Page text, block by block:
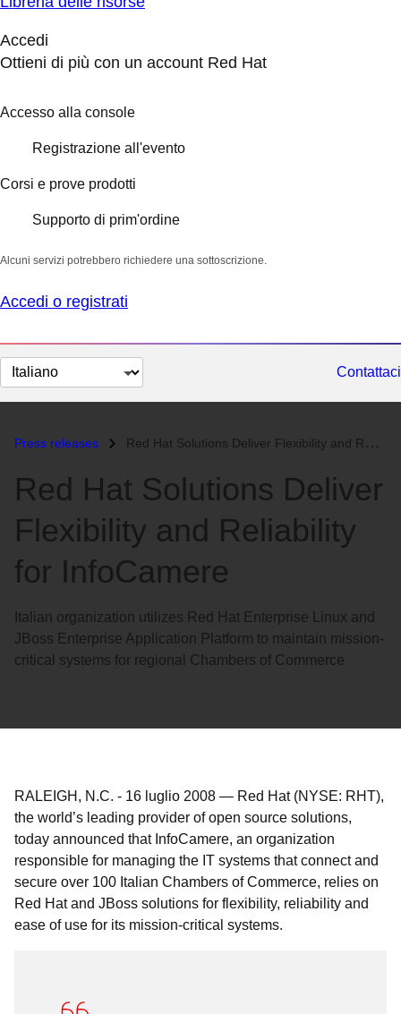
Accedi
Ottieni di più con un account Red Hat
Accesso alla console
Registrazione all'evento
Corsi e prove prodotti
Supporto di prim'ordine
Alcuni servizi potrebbero richiedere una sottoscrizione.
Accedi o registrati
Cambia
lingua
Contattaci
Press releases Red Hat Solutions Deliver Flexibility and Reliability for InfoCamere...
Red Hat Solutions Deliver
Flexibility and Reliability
for InfoCamere
Italian organization utilizes Red Hat Enterprise Linux and
JBoss Enterprise Application Platform to maintain mission-
critical systems for regional Chambers of Commerce
RALEIGH, N.C. - 16 luglio 2008 — Red Hat (NYSE: RHT),
the world’s leading provider of open source solutions,
today announced that InfoCamere, an organization
responsible for managing the IT systems that connect and
secure over 100 Italian Chambers of Commerce, relies on
Red Hat and JBoss solutions for flexibility, reliability and
ease of use for its mission-critical systems.